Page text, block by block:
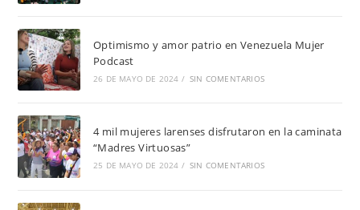
Optimismo y amor patrio en Venezuela Mujer
Podcast
26 DE MAYO DE 2024 / SIN COMENTARIOS
4 mil mujeres larenses disfrutaron en la caminata
“Madres Virtuosas”
25 DE MAYO DE 2024 / SIN COMENTARIOS